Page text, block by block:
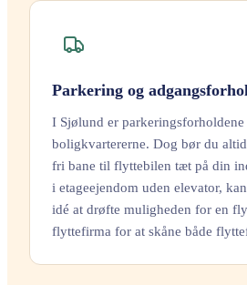
Parkering og
I Sjølund er
boligkvartererne. Dog bør du
fri bane til flyttebilen tæt på din
i etageejendom uden elevator,
idé at drøfte muligheden for en
flyttefirma for at skåne både